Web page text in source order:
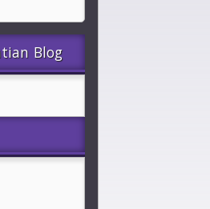
Blog